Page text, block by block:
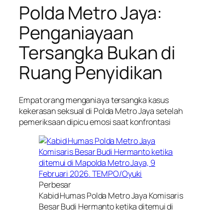
Polda Metro Jaya:
Penganiayaan
Tersangka Bukan di
Ruang Penyidikan
Empat orang menganiaya tersangka kasus
kekerasan seksual di Polda Metro Jaya setelah
pemeriksaan dipicu emosi saat konfrontasi
Perbesar
Kabid Humas Polda Metro Jaya Komisaris
Besar Budi Hermanto ketika ditemui di